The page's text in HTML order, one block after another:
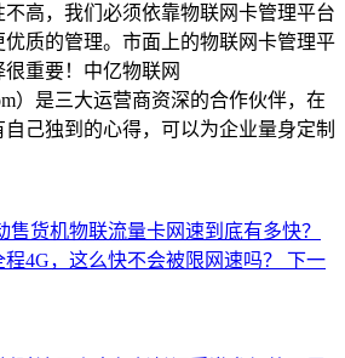
高，我们必须依靠物联网卡管理平台
优质的管理。市面上的物联网卡管理平
重要！中亿物联网
）是三大运营商资深的合作伙伴，在
己独到的心得，可以为企业量身定制
售货机物联流量卡网速到底有多快？
4G，这么快不会被限网速吗？ 下一